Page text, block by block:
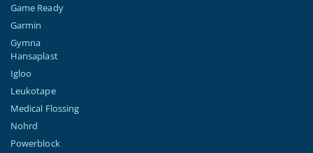
Game Ready
Garmin
Gymna
Hansaplast
Igloo
Leukotape
Medical Flossing
Nohrd
Powerblock